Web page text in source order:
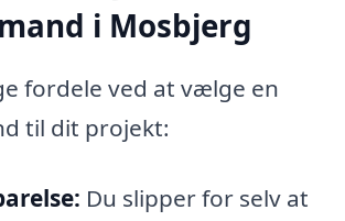
i Mosbjerg
fordele ved at vælge en
til dit projekt:
Du slipper for selv at